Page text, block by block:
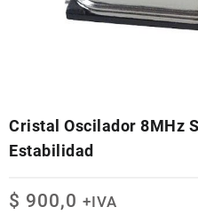
Cristal Oscilador 8MHz
Estabilidad
$ 900,0 +IVA